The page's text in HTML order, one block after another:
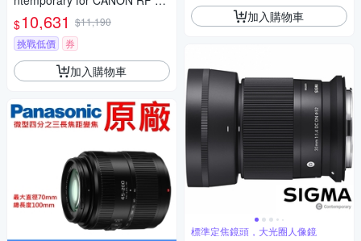
環 (公司貨) 望遠大光圈定焦鏡
人像鏡 APS-C 無反微單眼專用
鏡頭
$10,631 $11,190
挑戰低價
券
加入購物車
加入購物車
標準定焦鏡頭，大光圈人像鏡